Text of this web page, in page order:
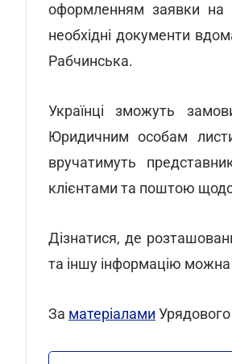
оформленням заявки на
необхідні документи
Рабчинська.
Українці зможуть
Юридичним особам
вручатимуть
клієнтами та поштою
Дізнатися, де
та іншу інформацію
За матеріалами